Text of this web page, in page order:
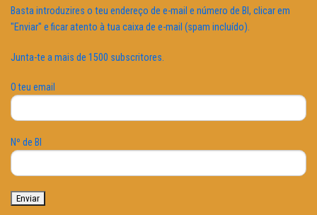
Basta introduzires o teu endereço de e-mail e número de BI, clicar em
"Enviar" e ficar atento à tua caixa de e-mail (spam incluído).
Junta-te a mais de 1500 subscritores.
O teu email
Nº de BI